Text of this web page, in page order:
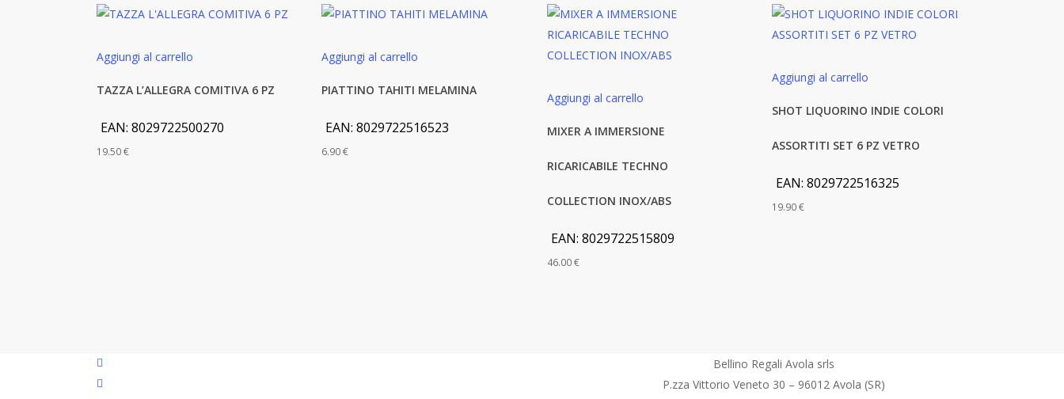
Aggiungi al carrello
TAZZA L’ALLEGRA COMITIVA 6 PZ
EAN: 8029722500270
19.50€
Aggiungi al carrello
PIATTINO TAHITI MELAMINA
EAN:8029722516523
6.90€
Aggiungi al carrello
MIXER A IMMERSIONE
RICARICABILE TECHNO
COLLECTION INOX/ABS
EAN: 8029722515809
46.00€
Aggiungi al carrello
SHOT LIQUORINO INDIE COLORI
ASSORTITI SET 6 PZ VETRO
EAN:8029722516325
19.90€
facebook
google-
Bellino Regali Avola srls
P.zza Vittorio Veneto 30 – 96012 Avola (SR)